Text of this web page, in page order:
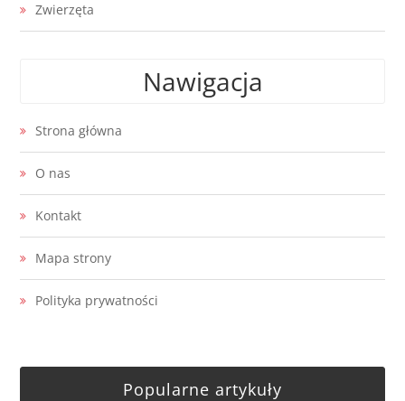
Zwierzęta
Nawigacja
Strona główna
O nas
Kontakt
Mapa strony
Polityka prywatności
Popularne artykuły